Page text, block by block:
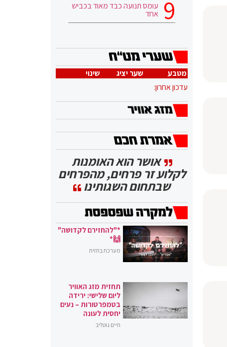
עומס תנועה כבד מאוד בכביש
אחד
מטבע שער יציג
שינוי
עדכון אחרון:
אושר הוא האומנות
לקלוע זר פרחים, מהפרחים
שבתחום השגותינו
*"להחזירם לקדושה"
🙌*
מערכת בחזית
תחזית מזג האוויר
ליום שלישי: ירידה
בטמפרטורות – נעים
יחסית לעונה
חיים גוטליב